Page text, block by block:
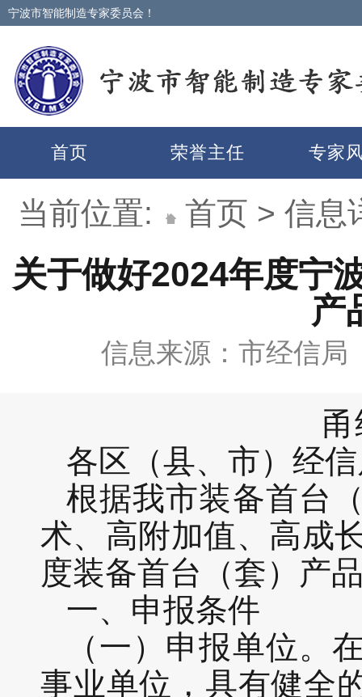
宁波市智能制造专家委员会！
首页 荣誉主任 专家
当前位置: 首页 > 信息
关于做好2024年度宁
产
信息来源：市经信
各区（县、市）经
根据我市装备首台
术、高附加值、高成
度装备首台（套）产
一、申报条件
（一）申报单位。
事业单位，具有健全